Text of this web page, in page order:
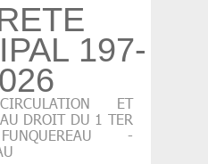
197-
ET
DROIT DU 1 TER
-